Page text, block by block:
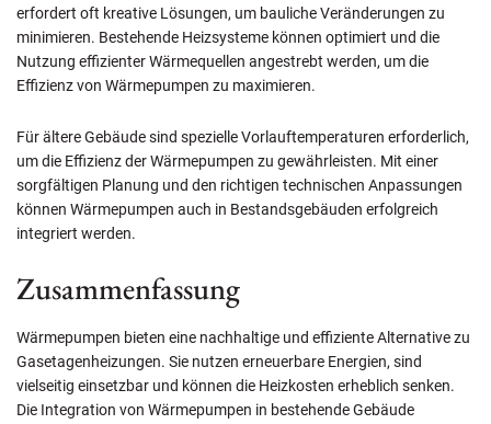
erfordert oft kreative Lösungen, um bauliche Veränderungen zu
minimieren. Bestehende Heizsysteme können optimiert und die
Nutzung effizienter Wärmequellen angestrebt werden, um die
Effizienz von Wärmepumpen zu maximieren.
Für ältere Gebäude sind spezielle Vorlauftemperaturen erforderlich,
um die Effizienz der Wärmepumpen zu gewährleisten. Mit einer
sorgfältigen Planung und den richtigen technischen Anpassungen
können Wärmepumpen auch in Bestandsgebäuden erfolgreich
integriert werden.
Zusammenfassung
Wärmepumpen bieten eine nachhaltige und effiziente Alternative zu
Gasetagenheizungen. Sie nutzen erneuerbare Energien, sind
vielseitig einsetzbar und können die Heizkosten erheblich senken.
Die Integration von Wärmepumpen in bestehende Gebäude